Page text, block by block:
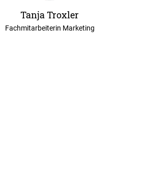
Tanja Troxler
Fachmitarbeiterin Marketing